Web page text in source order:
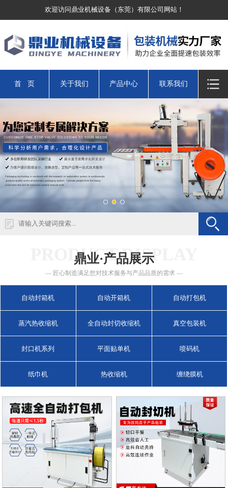
欢迎访问鼎业机械设备（东莞）有限公司网站！
首 页 关于我们 产品中心 联系我们
PRODUCT DISPLAY
鼎业·产品展示
— 匠心制造满足您对技术服务与产品品质的需求 —
自动封箱机 自动开箱机 自动打包机
蒸汽热收缩机 全自动封切收缩机 真空包装机
封口机系列 平面贴单机 喷码机
纸巾机 热收缩机 缠绕膜机